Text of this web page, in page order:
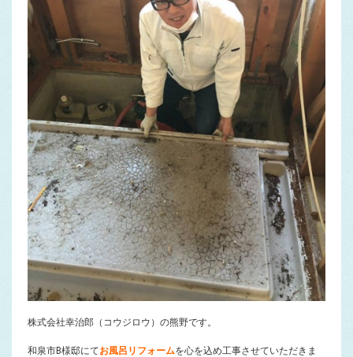
株式会社幸治郎（コウジロウ）の熊野です。
和泉市B様邸にてお風呂リフォームを心を込め工事させていただきま